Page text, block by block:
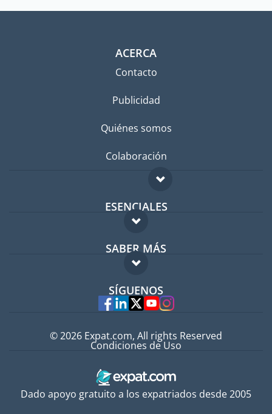
ACERCA
Contacto
Publicidad
Quiénes somos
Colaboración
ESENCIALES
Foro para expatriados
Guía para expatriados
Trabajos en el extranjero
SABER MÁS
FAQ
Expertos
SÍGUENOS
Dado apoyo gratuito a los expatriados desde 2005
© 2026 Expat.com, All rights Reserved
Condiciones de Uso